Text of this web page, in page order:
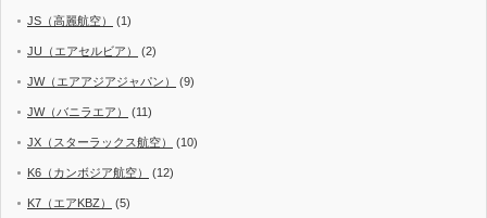
JS（高麗航空） (1)
JU（エアセルビア） (2)
JW（エアアジアジャパン） (9)
JW（バニラエア） (11)
JX（スターラックス航空） (10)
K6（カンボジア航空） (12)
K7（エアKBZ） (5)